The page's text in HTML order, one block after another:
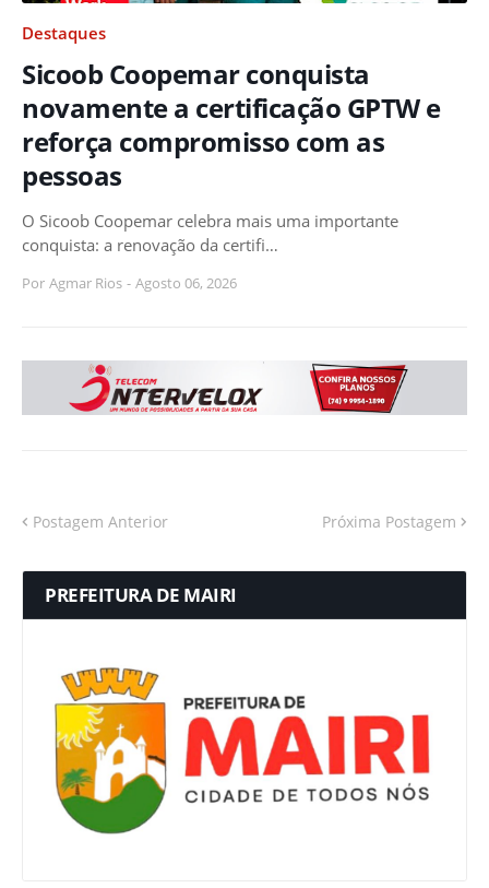
Destaques
Sicoob Coopemar conquista
novamente a certificação GPTW e
reforça compromisso com as
pessoas
O Sicoob Coopemar celebra mais uma importante
conquista: a renovação da certifi…
Por Agmar Rios - Agosto 06, 2026
Postagem Anterior Próxima Postagem
PREFEITURA DE MAIRI